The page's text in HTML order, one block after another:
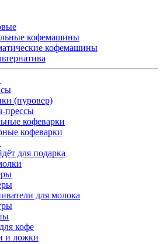
кофемашины
кофемашины
(пуровер)
прессы
кофеварки
кофеварки
для подарка
для молока
кофе
и ложки